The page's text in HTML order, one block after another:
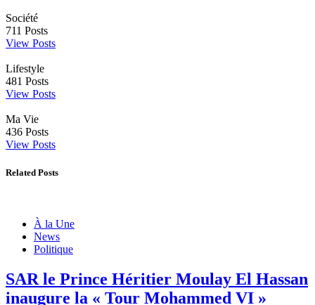
Société
711 Posts
View Posts
Lifestyle
481 Posts
View Posts
Ma Vie
436 Posts
View Posts
Related Posts
À la Une
News
Politique
SAR le Prince Héritier Moulay El Hassan
inaugure la « Tour Mohammed VI »